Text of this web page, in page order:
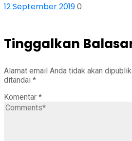
12 September 20190
Tinggalkan
Alamat email Anda tidak akan
ditandai *
Komentar *